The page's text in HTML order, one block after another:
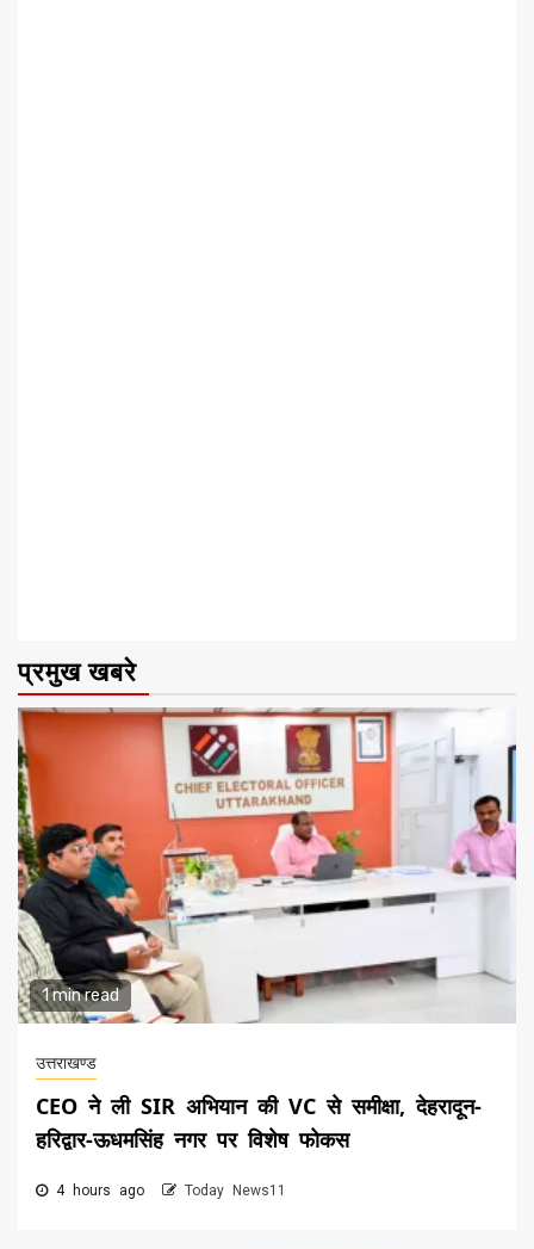
प्रमुख खबरे
1 min read
उत्तराखण्ड
CEO ने ली SIR अभियान की VC से समीक्षा, देहरादून-
हरिद्वार-ऊधमसिंह नगर पर विशेष फोकस
4 hours ago Today News11